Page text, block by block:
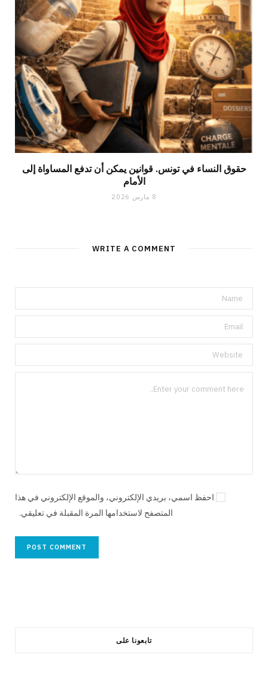
حقوق النساء في تونس. قوانين يمكن أن تدفع المساواة إلى
الأمام
8 مارس 2026
WRITE A COMMENT
احفظ اسمي، بريدي الإلكتروني، والموقع الإلكتروني في هذا
المتصفح لاستخدامها المرة المقبلة في تعليقي.
تابعونا على